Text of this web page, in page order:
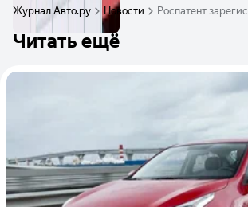
Журнал Авто.ру Новости Роспатент
Читать ещё